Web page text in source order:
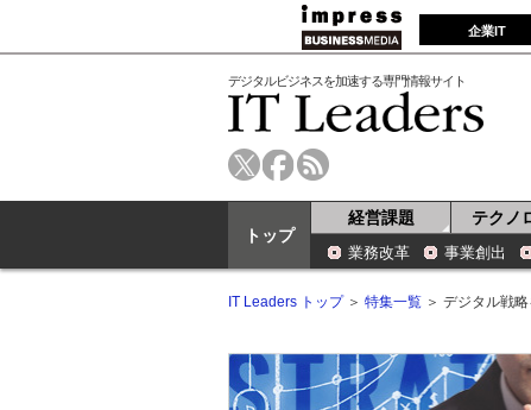
企業IT
デジタルビジネスを加速する専門情報サイト
トップ
経営課題 テクノ
業務改革 事業創出
IT Leaders トップ＞ 特集一覧 ＞ デジタル戦